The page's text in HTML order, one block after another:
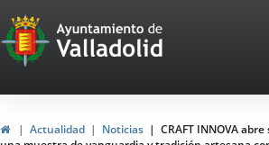
Portal
Web
del
Ayuntamiento
InicioActualidad Noticias
CRAFT INNOVA